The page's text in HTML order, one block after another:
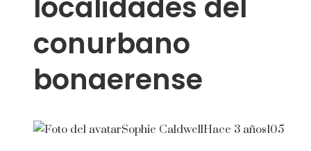
conurbano
bonaerense
Sophie CaldwellHace 3 años105